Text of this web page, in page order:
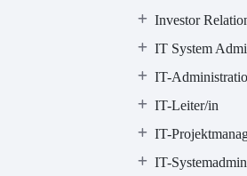
Investor
IT System
IT-
IT-Leiter/in
IT-
IT-